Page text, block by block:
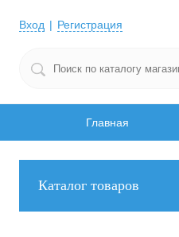
Вход Регистрация
Главная
Каталог товаров